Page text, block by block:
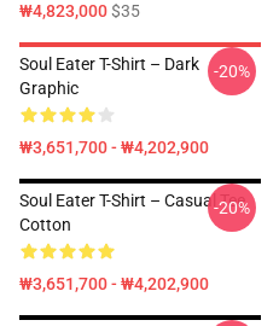
₩4,823,000$35
Soul Eater T-Shirt – Dark
Graphic
₩3,651,700 - ₩4,202,900
-20%
Soul Eater T-Shirt – Casual Tee
Cotton
₩3,651,700 - ₩4,202,900
-20%